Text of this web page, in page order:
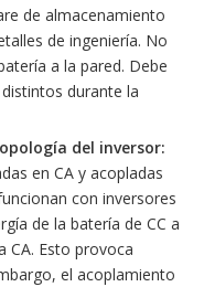
de almacenamiento
de ingeniería. No
a la pared. Debe
durante la
del inversor:
en CA y acopladas
con inversores
de la batería de CC a
CA. Esto provoca
el acoplamiento